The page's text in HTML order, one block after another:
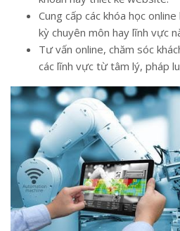
Cung cấp các khóa học
kỳ chuyên môn hay lĩnh vực
Tư vấn online, chăm sóc
các lĩnh vực từ tâm lý, pháp